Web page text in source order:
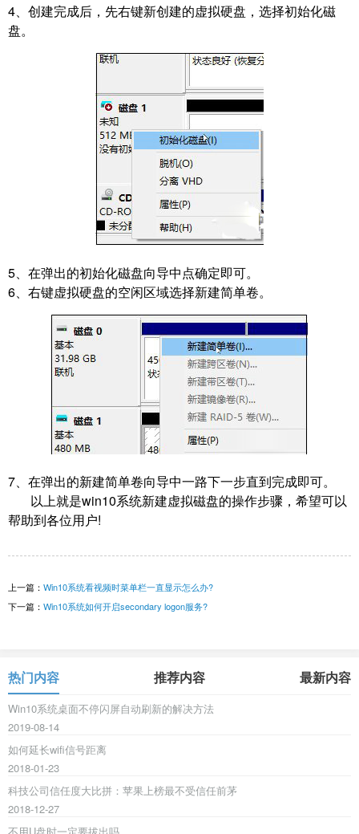
4、创建完成后，先右键新创建的虚拟硬盘，选择初始化磁
盘。
5、在弹出的初始化磁盘向导中点确定即可。
6、右键虚拟硬盘的空闲区域选择新建简单卷。
7、在弹出的新建简单卷向导中一路下一步直到完成即可。
以上就是win10系统新建虚拟磁盘的操作步骤，希望可以
帮助到各位用户!
上一篇： Win10系统看视频时菜单栏一直显示怎么办?
下一篇： Win10系统如何开启secondary logon服务?
热门内容 推荐内容 最新内容
Win10系统桌面不停闪屏自动刷新的解决方法
2019-08-14
如何延长wifi信号距离
2018-01-23
科技公司信任度大比拼：苹果上榜最不受信任前茅
2018-12-27